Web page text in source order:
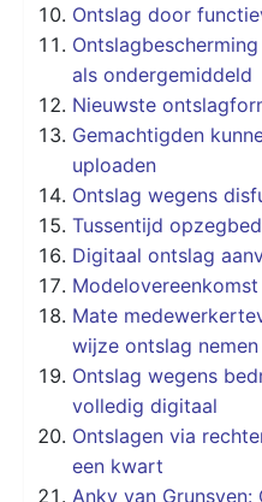
Ontslag door
als ondergemiddeld
Nieuwste
Gemachtigden
uploaden
Ontslag wegens
Tussentijd
Digitaal ontslag
Mate
wijze ontslag nemen
Ontslag wegens
volledig digitaal
Ontslagen via
een kwart
Anky van